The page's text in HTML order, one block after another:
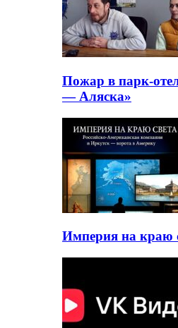
Пожар в парк-
— Аляска»
Империя на краю